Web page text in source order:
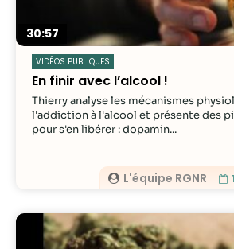
30:57
VIDÉOS PUBLIQUES
En finir avec l’alcool !
L'équipe RGNR
Thierry analyse les mécanismes
l'addiction à l'alcool et présente des
pour s'en libérer : dopamin...